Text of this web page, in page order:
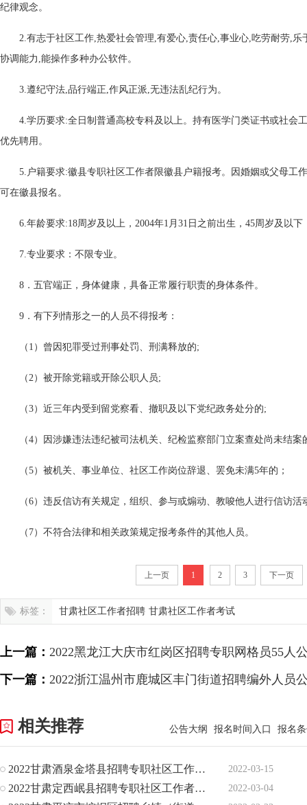
纪律观念。
2.有志于社区工作,热爱社会管理,有爱心,责任心,事业心,吃劳耐劳,乐
协调能力,能操作多种办公软件。
3.遵纪守法,品行端正,作风正派,无违法乱纪行为。
4.学历要求:全日制普通高校专科及以上。持有医学门类证书或社会
优先聘用。
5.户籍要求:徽县专职社区工作者限徽县户籍报考。因婚姻或父母工
可在徽县报名。
6.年龄要求:18周岁及以上，2004年1月31日之前出生，45周岁及以下
7.专业要求：不限专业。
8．五官端正，身体健康，具备正常履行职责的身体条件。
9．有下列情形之一的人员不得报考：
（1）曾因犯罪受过刑事处罚、刑满释放的;
（2）被开除党籍或开除公职人员;
（3）近三年内受到留党察看、撤职及以下党纪政务处分的;
（4）因涉嫌违法违纪被司法机关、纪检监察部门立案查处尚未结案
（5）被机关、事业单位、社区工作岗位辞退、罢免未满5年的；
（6）违反信访有关规定，组织、参与或煽动、教唆他人进行信访活
（7）不符合法律和相关政策规定报考条件的其他人员。
上一页 1 2 3 下一页
标签： 甘肃社区工作者招聘 甘肃社区工作者考试
上一篇： 2022黑龙江大庆市红岗区招聘专职网格员55人
下一篇： 2022浙江温州市鹿城区丰门街道招聘编外人员
相关推荐 公告大纲 报名时间入口 报名
2022甘肃酒泉金塔县招聘专职社区工作者10人公告 2022-03-15
2022甘肃定西岷县招聘专职社区工作者17人公告 2022-03-04